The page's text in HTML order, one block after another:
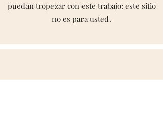
puedan tropezar con este trabajo: este sitio
no es para usted.